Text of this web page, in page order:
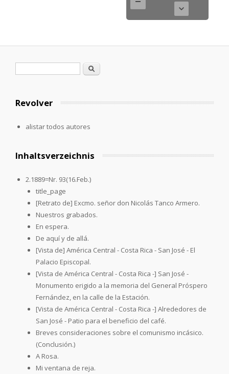
Formulario de búsqueda
Buscar
Revolver
alistar todos autores
Inhaltsverzeichnis
2.1889=Nr. 93(16.Feb.)
title_page
[Retrato de] Excmo. señor don Nicolás Tanco Armero.
Nuestros grabados.
En espera.
De aquí y de allá.
[Vista de] América Central - Costa Rica - San José - El
Palacio Episcopal.
[Vista de América Central - Costa Rica -] San José -
Monumento erigido a la memoria del General Próspero
Fernández, en la calle de la Estación.
[Vista de América Central - Costa Rica -] Alrededores de
San José - Patio para el beneficio del café.
Breves consideraciones sobre el comunismo incásico.
(Conclusión.)
A Rosa.
Mi ventana de reja.